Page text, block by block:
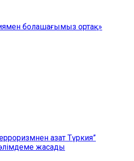
болашағымыз ортақ»
азат Түркия”
жасады